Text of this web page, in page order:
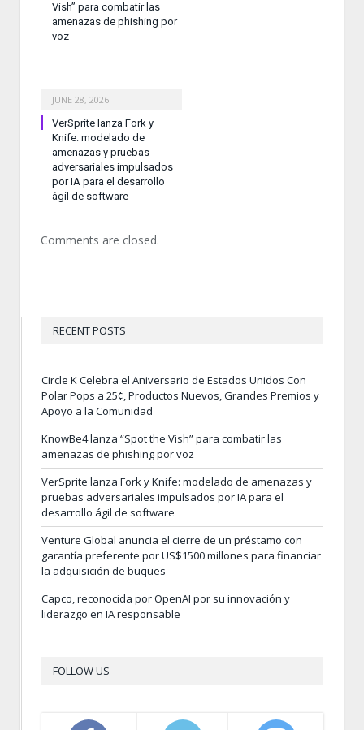
Vish” para combatir las
amenazas de phishing por
voz
JUNE 28, 2026
VerSprite lanza Fork y
Knife: modelado de
amenazas y pruebas
adversariales impulsados
por IA para el desarrollo
ágil de software
Comments are closed.
RECENT POSTS
Circle K Celebra el Aniversario de Estados Unidos Con
Polar Pops a 25¢, Productos Nuevos, Grandes Premios y
Apoyo a la Comunidad
KnowBe4 lanza “Spot the Vish” para combatir las
amenazas de phishing por voz
VerSprite lanza Fork y Knife: modelado de amenazas y
pruebas adversariales impulsados por IA para el
desarrollo ágil de software
Venture Global anuncia el cierre de un préstamo con
garantía preferente por US$1500 millones para financiar
la adquisición de buques
Capco, reconocida por OpenAI por su innovación y
liderazgo en IA responsable
FOLLOW US